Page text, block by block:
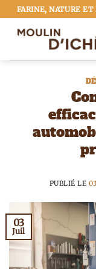
Passer
au
contenu
FARINE, NATURE
PUBLIÉ LE
03
Juil